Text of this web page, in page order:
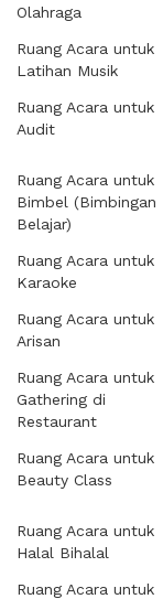
Olahraga
Ruang Acara untuk
Latihan Musik
Ruang Acara untuk
Audit
Ruang Acara untuk
Bimbel (Bimbingan
Belajar)
Ruang Acara untuk
Karaoke
Ruang Acara untuk
Arisan
Ruang Acara untuk
Gathering di
Restaurant
Ruang Acara untuk
Beauty Class
Ruang Acara untuk
Halal Bihalal
Ruang Acara untuk